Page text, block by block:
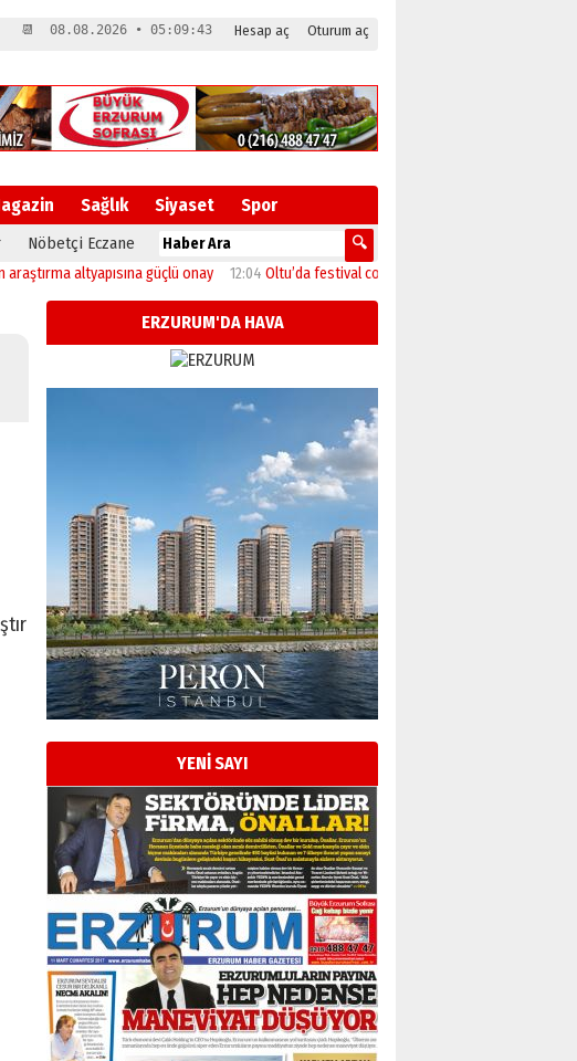
Hesap aç Oturum aç
📆 08.08.2026 • 05:09:44
Sağlık Siyaset Spor
Nöbetçi Eczane
altyapısına güçlü onay 12:04 Oltu’da festival coşkusu konserle zirveye ulaştı
ERZURUM'DA HAVA
YENİ SAYI
Esat BİNDESEN
Başkan Sekmen’den Erzurum’a
bir vizyon proje daha!
02 Ağustos 2026 Pazar
Kadir SABUNCUOĞLU
Erzurumspor’un köşe taşları
29 Haziran 2026 Pazartesi
Kenan GÜLERCİ
Murat Şahsuvaroğlu ERKON’da
çıtayı yukarı taşırken,
yönetimdekiler aşağı
çekmemeli!
17 Şubat 2026 SalıOrhan BOZKURT
Bir fotoğraf, bir şehir, bir
gazeteci… Dizginler kimin
elinde?
31 Mart 2026 Salı
A. Berhan Yılmaz
BİR BÖLÜM DEĞİL, BİR ÖMÜR
SEÇİYORSUNUZ… “NEDEN
ATATÜRK ÜNİVERSİTESİ?”